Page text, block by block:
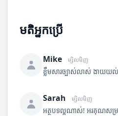
មតិអ្នកប្រើ
Mike ម្សិលមិញ
ខ្លឹមសារច្បាស់លាស់ ងាយ
Sarah ម្សិលមិញ
អត្ថបទល្អណាស់! អរគុណសម្រ